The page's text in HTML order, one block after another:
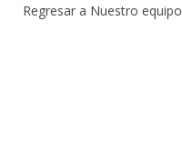
Regresar a Nuestro equipo